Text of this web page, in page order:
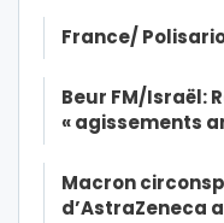
France/
Beur FM/Israël:
« agissements
Macron
d’AstraZeneca